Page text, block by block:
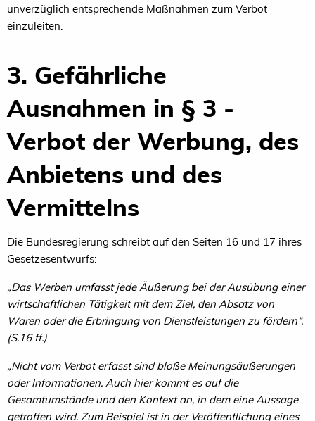
unverzüglich entsprechende Maßnahmen zum Verbot
einzuleiten.
3. Gefährliche
Ausnahmen in § 3 -
Verbot der Werbung, des
Anbietens und des
Vermittelns
Die Bundesregierung schreibt auf den Seiten 16 und 17 ihres
Gesetzesentwurfs:
„Das Werben umfasst jede Äußerung bei der Ausübung einer
wirtschaftlichen Tätigkeit mit dem Ziel, den Absatz von
Waren oder die Erbringung von Dienstleistungen zu fördern“.
(S.16 ff.)
„Nicht vom Verbot erfasst sind bloße Meinungsäußerungen
oder Informationen. Auch hier kommt es auf die
Gesamtumstände und den Kontext an, in dem eine Aussage
getroffen wird. Zum Beispiel ist in der Veröffentlichung eines